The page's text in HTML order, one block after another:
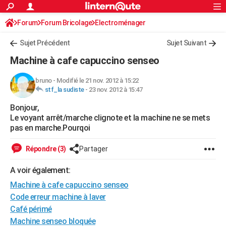
ACTUALITÉS
Politique
Société
Faits Divers
Education
Monde
Villes
+
FINANCE
Retraite
Impôts
Epargne
Immobilier
Risques naturels par ville
Banque
Assurance
Crédit
AUTO
Essais
Réserver un essai
Citadines
Berlines
SUV
Forum auto
+HIGH-TECH
Mobiles
Meilleur smartphone
Internet
Ordinateurs
Jeux vidéo
Guide high-tech
+
Forum
Aménagement intérieur
Extérieur
Cuisine
Salle de bains
Jardinage
Rangement
WEEK-END
Guides de France
Escapades
Patrimoine
Expositions
Musées
Week-end nature
+LIFESTYLE
Art de vivre
Bien-être
Loisirs
Mode
Modes de vie
SANTE
Alimentation
Guide de la santé
Maladies
Médicaments
Sommeil
VOYAGE
S'inscrire
Connexion
Forum Forum Bricolage Electroménager
Sujet Précédent Sujet Suivant
Machine à cafe capuccino senseo
bruno- Modifié le 21 nov. 2012 à 15:22
stf_la sudiste- 23 nov. 2012 à 15:47
Bonjour,
Le voyant arrêt/marche clignote et la machine ne se mets
pas en marche.Pourqoi
Répondre (3) Partager
A voir également:
Machine à cafe capuccino senseo
Code erreur machine à laver
Café périmé
Machine senseo bloquée